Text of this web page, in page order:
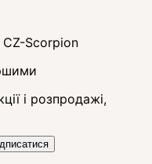
CZ-Scorpion
і розпродажі,